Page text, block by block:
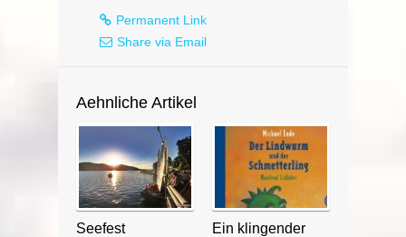
Permanent Link
Share via Email
Aehnliche Artikel
Seefest
Ein klingender